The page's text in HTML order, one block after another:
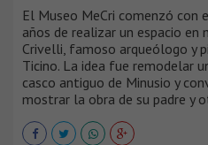
El Museo MeCri comenzó con
años de realizar un espacio en
Crivelli, famoso arqueólogo y
Ticino.​ ​La idea fue remodelar
casco antiguo de Minusio y
mostrar la obra de su padre y